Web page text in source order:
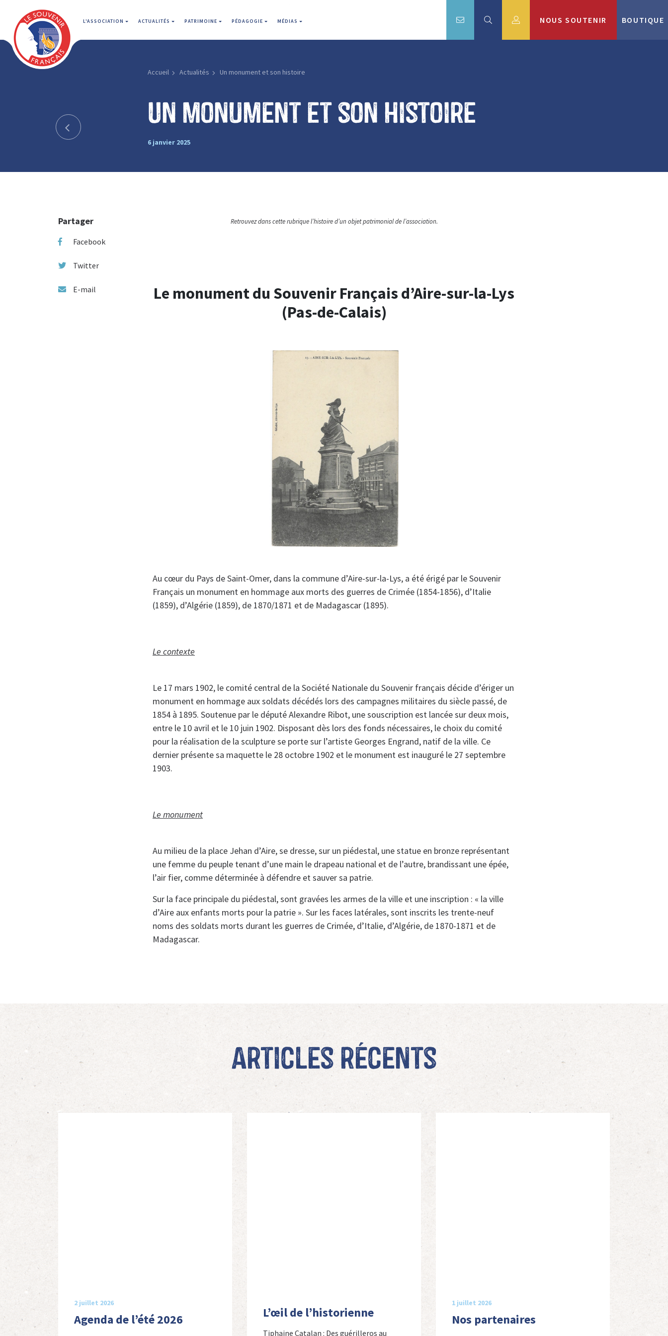
L'ASSOCIATION ACTUALITÉS PATRIMOINE PÉDAGOGIE MÉDIAS NOUS SOUTENIR BOUTIQUE
Accueil Actualités Un monument et son histoire
Un monument et son histoire
6 janvier 2025
Partager
Facebook
Twitter
E-mail
Retrouvez dans cette rubrique l’histoire d’un objet patrimonial de l’association.
Le monument du Souvenir Français d’Aire-sur-la-Lys
(Pas-de-Calais)
Au cœur du Pays de Saint-Omer, dans la commune d’Aire-sur-la-Lys, a été érigé par le Souvenir
Français un monument en hommage aux morts des guerres de Crimée (1854-1856), d’Italie
(1859), d’Algérie (1859), de 1870/1871 et de Madagascar (1895).
Le contexte
Le 17 mars 1902, le comité central de la Société Nationale du Souvenir français décide d’ériger un
monument en hommage aux soldats décédés lors des campagnes militaires du siècle passé, de
1854 à 1895. Soutenue par le député Alexandre Ribot, une souscription est lancée sur deux mois,
entre le 10 avril et le 10 juin 1902. Disposant dès lors des fonds nécessaires, le choix du comité
pour la réalisation de la sculpture se porte sur l’artiste Georges Engrand, natif de la ville. Ce
dernier présente sa maquette le 28 octobre 1902 et le monument est inauguré le 27 septembre
1903.
Le monument
Au milieu de la place Jehan d’Aire, se dresse, sur un piédestal, une statue en bronze représentant
une femme du peuple tenant d’une main le drapeau national et de l’autre, brandissant une épée,
l’air fier, comme déterminée à défendre et sauver sa patrie.
Sur la face principale du piédestal, sont gravées les armes de la ville et une inscription : « la ville
d’Aire aux enfants morts pour la patrie ». Sur les faces latérales, sont inscrits les trente-neuf
noms des soldats morts durant les guerres de Crimée, d’Italie, d’Algérie, de 1870-1871 et de
Madagascar.
Articles récents
2 juillet 2026
Agenda de l’été 2026 L’œil de l’historienne
Tiphaine Catalan : Des guérilleros au
1 juillet 2026
Nos partenaires